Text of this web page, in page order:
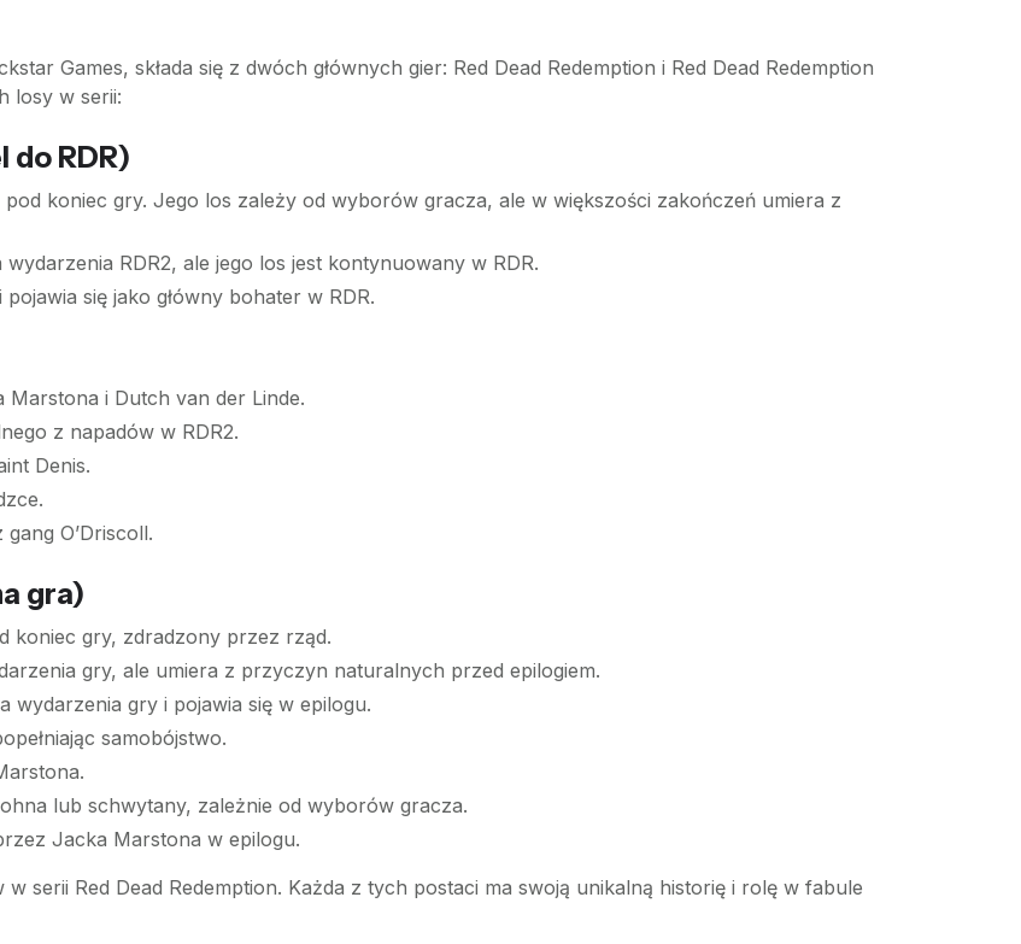
Games, składa się z dwóch głównych gier: Red Dead Redemption i Red Dead Redemption
losy w serii:
do RDR)
koniec gry. Jego los zależy od wyborów gracza, ale w większości zakończeń umiera z
RDR2, ale jego los jest kontynuowany w RDR.
się jako główny bohater w RDR.
i Dutch van der Linde.
z napadów w RDR2.
Denis.
O’Driscoll.
gra)
koniec gry, zdradzony przez rząd.
gry, ale umiera z przyczyn naturalnych przed epilogiem.
wydarzenia gry i pojawia się w epilogu.
samobójstwo.
lub schwytany, zależnie od wyborów gracza.
Jacka Marstona w epilogu.
serii Red Dead Redemption. Każda z tych postaci ma swoją unikalną historię i rolę w fabule